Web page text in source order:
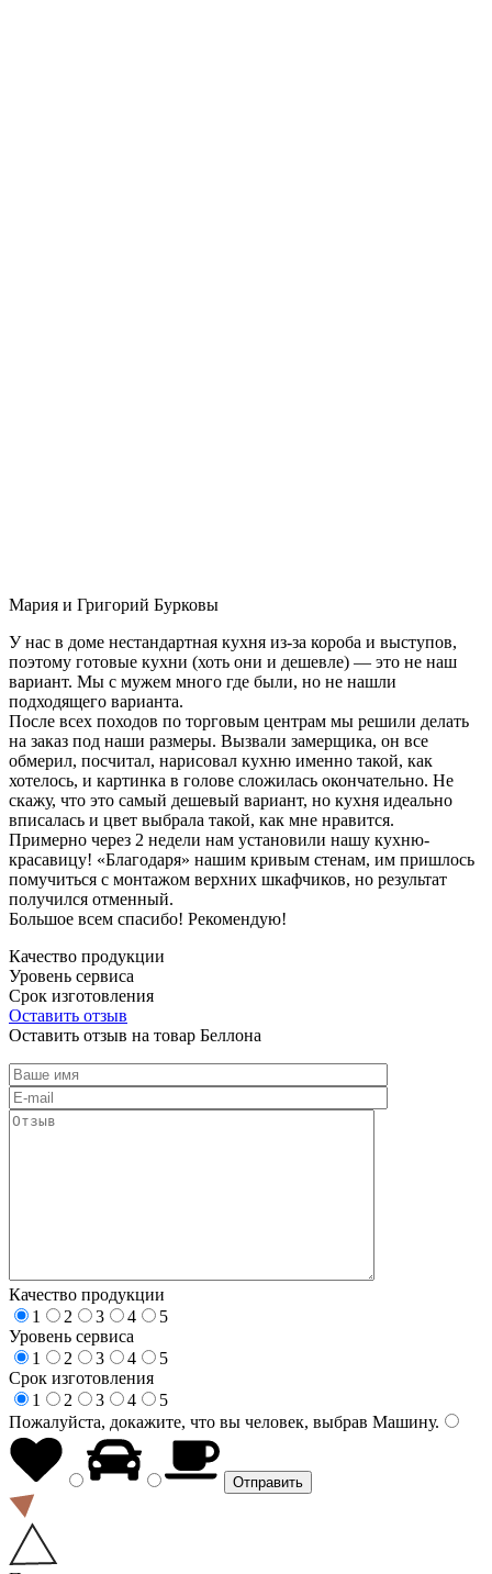
Мария и Григорий Бурковы
У нас в доме нестандартная кухня из-за короба и выступов,
поэтому готовые кухни (хоть они и дешевле) — это не наш
вариант. Мы с мужем много где были, но не нашли
подходящего варианта.
После всех походов по торговым центрам мы решили делать
на заказ под наши размеры. Вызвали замерщика, он все
обмерил, посчитал, нарисовал кухню именно такой, как
хотелось, и картинка в голове сложилась окончательно. Не
скажу, что это самый дешевый вариант, но кухня идеально
вписалась и цвет выбрала такой, как мне нравится.
Примерно через 2 недели нам установили нашу кухню-
красавицу! «Благодаря» нашим кривым стенам, им пришлось
помучиться с монтажом верхних шкафчиков, но результат
получился отменный.
Большое всем спасибо! Рекомендую!
Качество продукции
Уровень сервиса
Срок изготовления
Оставить отзыв
Оставить отзыв на товар Беллона
Качество продукции
1
2 3 4
5
Уровень сервиса
1
2 3 4
5
Срок изготовления
1
2 3 4
5
Пожалуйста, докажите, что вы человек, выбрав Машину.